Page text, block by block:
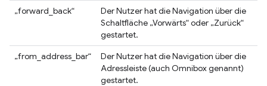
„forward_back“
Der Nutzer hat die Navigation über die
Schaltfläche „Vorwärts“ oder „Zurück“
gestartet.
„from_address_bar“
Der Nutzer hat die Navigation über die
Adressleiste (auch Omnibox genannt)
gestartet.